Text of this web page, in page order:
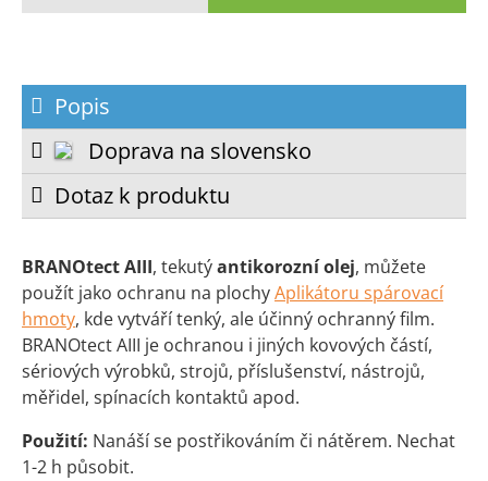
Popis
Doprava na slovensko
Dotaz k produktu
BRANOtect AIII, tekutýantikorozní olej, můžete
použít jako ochranu na plochyAplikátoru spárovací
hmoty, kde vytváří tenký, ale účinný ochranný film.
BRANOtect AIII je ochranou i jiných kovových částí,
sériových výrobků, strojů, příslušenství, nástrojů,
měřidel, spínacích kontaktů apod.
Použití: Nanáší se postřikováním či nátěrem. Nechat
1-2 h působit.